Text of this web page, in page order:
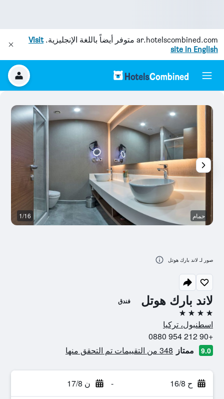
ar.hotelscombined.com متوفر أيضاً باللغة الإنجليزية.Visit
site in English
لاند بارك هوتل فندق
4 نجوم
اسطنبول، تركيا
+90 212 954 0880
9.0 ممتاز 348 من التقييمات تم التحقق منها
ح 16/8 - ن 17/8
حمام 1/16
صور لـ لاند بارك هوتل